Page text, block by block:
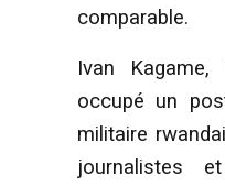
comparable.
Ivan
occupé un
militaire
journalistes